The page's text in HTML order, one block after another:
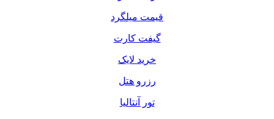
قیمت میلگرد
گیفت کارت
خرید لایک
رزرو هتل
تور آنتالیا